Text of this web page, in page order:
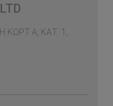
ΚΩΡΤ Α, ΚΑΤ. 1,